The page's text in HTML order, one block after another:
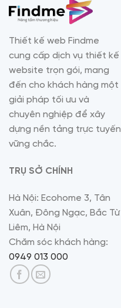
Thiết kế web Findme
cung cấp dịch vụ thiết kế
website trọn gói, mang
đến cho khách hàng một
giải pháp tối ưu và
chuyên nghiệp để xây
dựng nền tảng trực tuyến
vững chắc.
TRỤ SỞ CHÍNH
Hà Nội: Ecohome 3, Tân
Xuân, Đông Ngạc, Bắc Từ
Liêm, Hà Nội
Chăm sóc khách hàng:
0949 013 000